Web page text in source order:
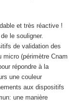
et très réactive !
le souligner.
de validation des
micro (périmètre Cnam
répondre à la
une couleur
aux dispositifs
une manière